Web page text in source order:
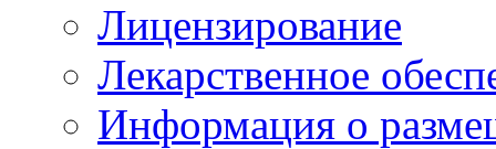
Лицензирование
Лекарственное
Информация о